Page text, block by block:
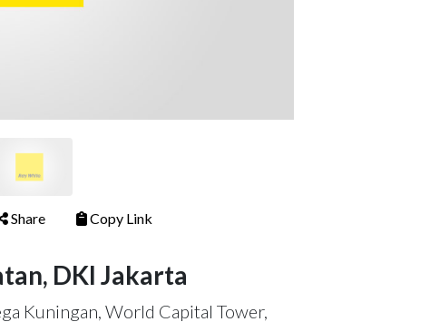
Share Copy Link
DKI Jakarta
Kuningan, World Capital Tower,